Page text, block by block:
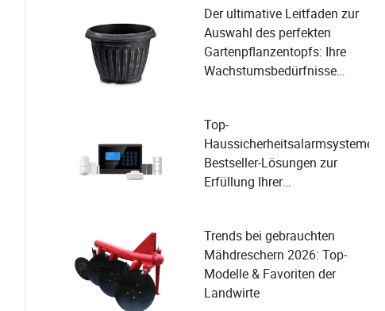
Der ultimative Leitfaden zur
Auswahl des perfekten
Gartenpflanzentopfs: Ihre
Wachstumsbedürfnisse
Top-
Haussicherheitsalarmsysteme:
Bestseller-Lösungen zur
Erfüllung Ihrer
Trends bei gebrauchten
Mähdreschern 2026: Top-
Modelle & Favoriten der
Landwirte